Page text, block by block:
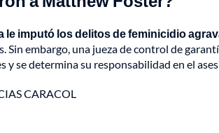
le imputó los delitos de feminicidio
Sin embargo, una jueza de control de
se determina su responsabilidad en el
CARACOL